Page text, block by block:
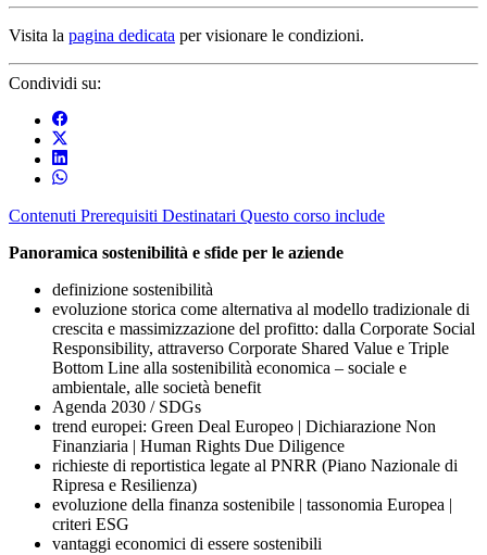
Visita la pagina dedicata per visionare le condizioni.
Condividi su:
Contenuti Prerequisiti Destinatari Questo corso include
Panoramica sostenibilità e sfide per le aziende
definizione sostenibilità
evoluzione storica come alternativa al modello tradizionale di
crescita e massimizzazione del profitto: dalla Corporate Social
Responsibility, attraverso Corporate Shared Value e Triple
Bottom Line alla sostenibilità economica – sociale e
ambientale, alle società benefit
Agenda 2030 / SDGs
trend europei: Green Deal Europeo | Dichiarazione Non
Finanziaria | Human Rights Due Diligence
richieste di reportistica legate al PNRR (Piano Nazionale di
Ripresa e Resilienza)
evoluzione della finanza sostenibile | tassonomia Europea |
criteri ESG
vantaggi economici di essere sostenibili